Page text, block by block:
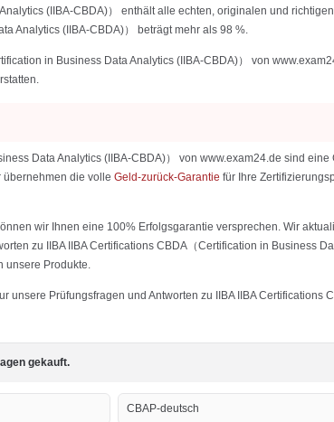
(IIBA-CBDA)） enthält alle echten, originalen und
Analytics (IIBA-CBDA)） beträgt mehr als 98 %.
in Business Data Analytics (IIBA-CBDA)） von
Data Analytics (IIBA-CBDA)） von www.exam24.de sind
übernehmen die volle Geld-zurück-Garantie für Ihre
wir Ihnen eine 100% Erfolgsgarantie versprechen. Wir
zu IIBA IIBA Certifications CBDA（Certification in Business
unsere Produkte.
Prüfungsfragen und Antworten zu IIBA IIBA Certifications
gekauft.
CBAP-deutsch